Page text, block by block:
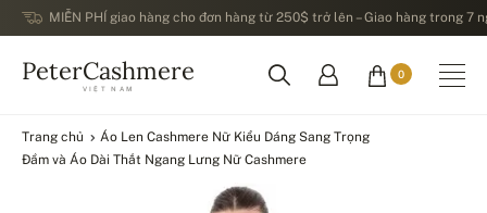
MIỄN PHÍ giao hàng cho đơn hàng từ 250$ trở lên – Giao hàng trong 7
PeterCashmere
VIỆT NAM
0
Trang chủ
Áo Len Cashmere Nữ Kiểu Dáng Sang Trọng
Đầm và Áo Dài Thắt Ngang Lưng Nữ Cashmere